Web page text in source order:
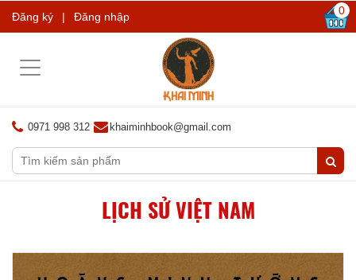
Đăng ký | Đăng nhập 0
Toggle
0971 998 312 khaiminhbook@gmail.com
LỊCH SỬ VIỆT NAM